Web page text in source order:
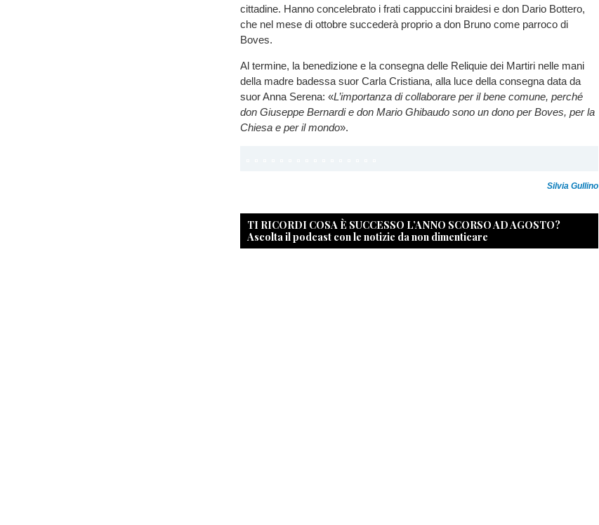
cittadine. Hanno concelebrato i frati cappuccini braidesi e don Dario Bottero,
che nel mese di ottobre succederà proprio a don Bruno come parroco di
Boves.
Al termine, la benedizione e la consegna delle Reliquie dei Martiri nelle mani
della madre badessa suor Carla Cristiana, alla luce della consegna data da
suor Anna Serena: «L’importanza di collaborare per il bene comune, perché
don Giuseppe Bernardi e don Mario Ghibaudo sono un dono per Boves, per la
Chiesa e per il mondo».
Silvia Gullino
TI RICORDI COSA È SUCCESSO L’ANNO SCORSO AD AGOSTO?
Ascolta il podcast con le notizie da non dimenticare